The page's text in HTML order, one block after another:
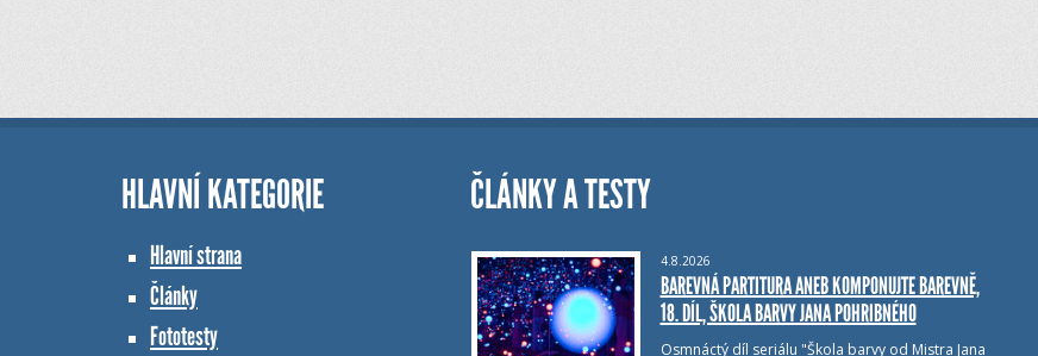
HLAVNÍ KATEGORIE
Hlavní strana
Články
Fototesty
ČLÁNKY A TESTY
4.8.2026
BAREVNÁ PARTITURA ANEB KOMPONUJTE BAREVNĚ,
18. DÍL, ŠKOLA BARVY JANA POHRIBNÉHO
Osmnáctý díl seriálu "Škola barvy od Mistra Jana